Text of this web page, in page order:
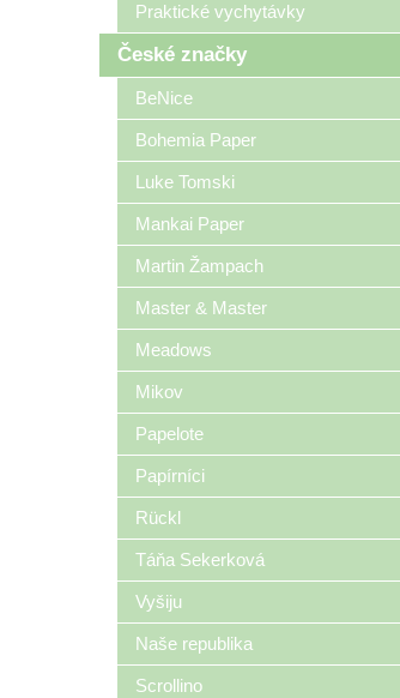
Praktické vychytávky
České značky
BeNice
Bohemia Paper
Luke Tomski
Mankai Paper
Martin Žampach
Master & Master
Meadows
Mikov
Papelote
Papírníci
Rückl
Táňa Sekerková
Vyšiju
Naše republika
Scrollino